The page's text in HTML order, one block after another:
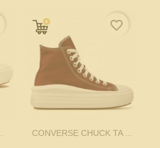
CONVERSE CHUCK TA ...
favorite_border